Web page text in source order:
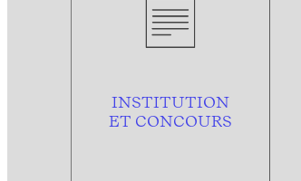
INSTITUTION
ET CONCOURS